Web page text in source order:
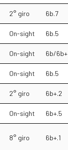
2° giro 6b.7
On-sight 6b.5
On-sight 6b/6b+
On-sight 6b.5
2° giro 6b+.2
On-sight 6b+.5
8° giro 6b+.1